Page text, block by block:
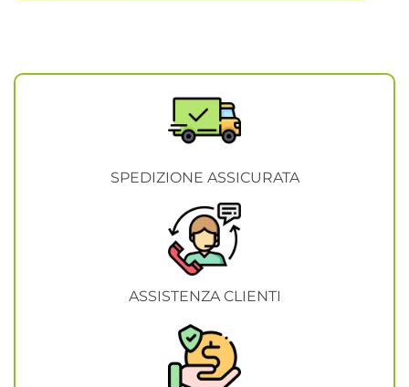
SPEDIZIONE ASSICURATA
ASSISTENZA CLIENTI